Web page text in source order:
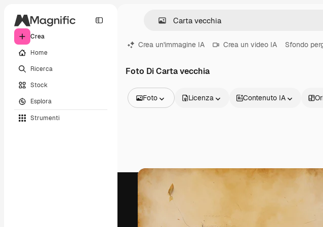
Crea
Home
Ricerca
Stock
Esplora
Strumenti
Crea un'immagine IA Crea un video IA Sfondo
Foto Di Carta vecchia
Foto
Video
Clip video
Motion graphic
Modelli di video
Icone
Modelli 3D
Font
Licenza Contenuto IA